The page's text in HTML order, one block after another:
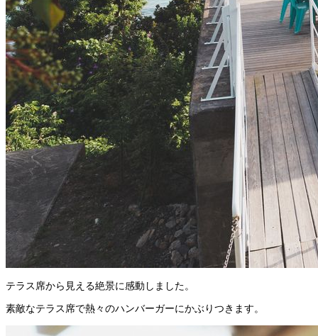
テラス席から見える絶景に感動しました。
素敵なテラス席で熱々のハンバーガーにかぶりつきます。